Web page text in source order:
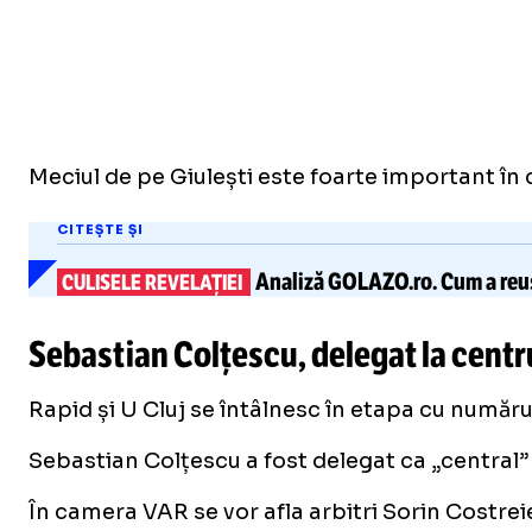
Meciul de pe Giulești este foarte important în
CITEȘTE ȘI
CULISELE REVELAȚIEI Analiză GOLAZO.ro. Cum a
Sebastian Colțescu, delegat la
Rapid și U Cluj se întâlnesc în etapa cu
Sebastian Colțescu a fost delegat ca
În camera VAR se vor afla arbitri Sorin